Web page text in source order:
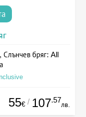
Слънчев бряг: All
55€ / 107.57
лв.